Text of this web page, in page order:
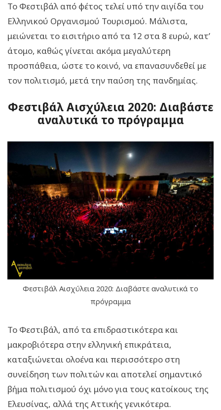
Το Φεστιβάλ από φέτος τελεί υπό την αιγίδα του
Ελληνικού Οργανισμού Τουρισμού. Μάλιστα,
μειώνεται το εισιτήριο από τα 12 στα 8 ευρώ, κατ’
άτομο, καθώς γίνεται ακόμα μεγαλύτερη
προσπάθεια, ώστε το κοινό, να επανασυνδεθεί με
τον πολιτισμό, μετά την παύση της πανδημίας.
Φεστιβάλ Αισχύλεια 2020: Διαβάστε
αναλυτικά το πρόγραμμα
Φεστιβάλ Αισχύλεια 2020: Διαβάστε αναλυτικά το
πρόγραμμα
Το Φεστιβάλ, από τα επιδραστικότερα και
μακροβιότερα στην ελληνική επικράτεια,
καταξιώνεται ολοένα και περισσότερο στη
συνείδηση των πολιτών και αποτελεί σημαντικό
βήμα πολιτισμού όχι μόνο για τους κατοίκους της
Ελευσίνας, αλλά της Αττικής γενικότερα.